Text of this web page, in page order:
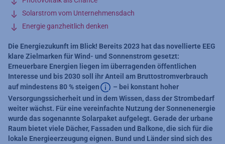
Solarstrom vom Unternehmensdach
Energie ganzheitlich denken
Die Energiezukunft im Blick! Bereits 2023 hat das novellierte EEG
klare Zielmarken für Wind- und Sonnenstrom gesetzt:
Erneuerbare Energien liegen im überragenden öffentlichen
Interesse und bis 2030 soll ihr Anteil am Bruttostromverbrauch
auf mindestens 80 % steigen
Zusätzliche Informationen verfügbar
– bei konstant hoher
Versorgungssicherheit und in dem Wissen, dass der Strombedarf
weiter wächst. Für eine vereinfachte Nutzung der Sonnenenergie
wurde das sogenannte Solarpaket aufgelegt. Gerade der urbane
Raum bietet viele Dächer, Fassaden und Balkone, die sich für die
lokale Energieerzeugung eignen. Bund und Länder sind sich des